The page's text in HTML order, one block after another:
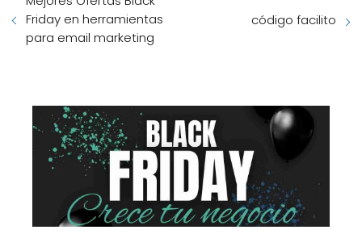
Friday en herramientas
para email marketing
código facilito